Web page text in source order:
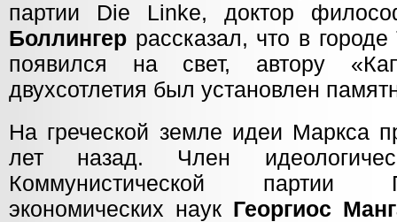
партии Die Linke, доктор
Боллингер рассказал, что в
появился на свет, автору
двухсотлетия был установлен
На греческой земле идеи Маркса
лет назад. Член
Коммунистической партии
экономических наук Георгиос